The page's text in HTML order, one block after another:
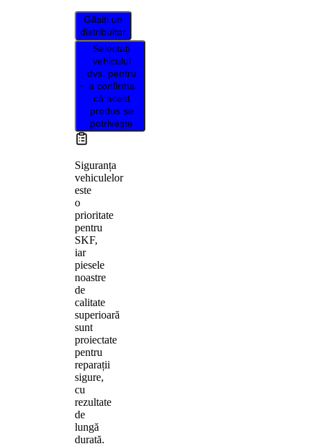
Găsiți un
distribuitor
Selectați
vehiculul
dvs. pentru
a confirma
că acest
produs se
potrivește
Siguranța
vehiculelor
este
o
prioritate
pentru
SKF,
iar
piesele
noastre
de
calitate
superioară
sunt
proiectate
pentru
reparații
sigure,
cu
rezultate
de
lungă
durată.